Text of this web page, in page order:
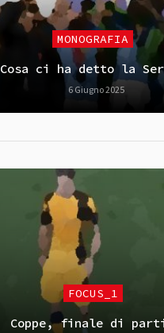
MONOGRAFIA
Cosa ci ha detto la
6 Giugno 2025
FOCUS_1
Coppe, finale di